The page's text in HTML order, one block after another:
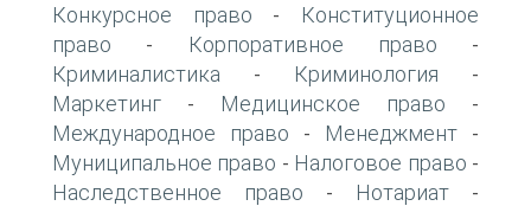
Конкурсное право -
Конституционное
право - Корпоративное право -
Криминалистика - Криминология -
Маркетинг - Медицинское право -
Международное право - Менеджмент -
Муниципальное право - Налоговое право -
Наследственное право - Нотариат -